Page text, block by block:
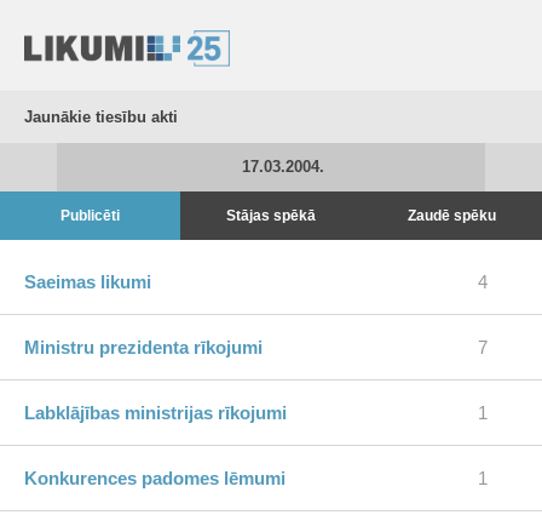
Jaunākie tiesību akti
17.03.2004.
Publicēti Stājas spēkā Zaudē spēku
Saeimas likumi 4
Ministru prezidenta rīkojumi 7
Labklājības ministrijas rīkojumi 1
Konkurences padomes lēmumi 1